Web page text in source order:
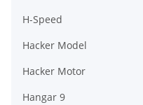
H-Speed
Hacker Model
Hacker Motor
Hangar 9